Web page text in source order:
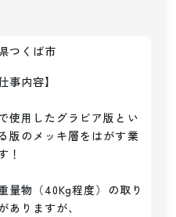
つくば市
事内容】
使用したグラビア版とい
版のメッキ層をはがす業
！
量物（40Kg程度）の取り
ありますが、